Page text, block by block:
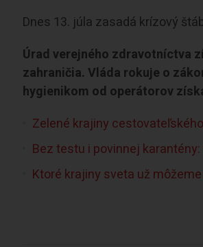
Dnes 13. júla zasadá krízový
Úrad verejného zdravotníctva
zahraničia. Vláda rokuje o
hygienikom od operátorov
Zelené krajiny
Bez testu i povinnej
Ktoré krajiny sveta už